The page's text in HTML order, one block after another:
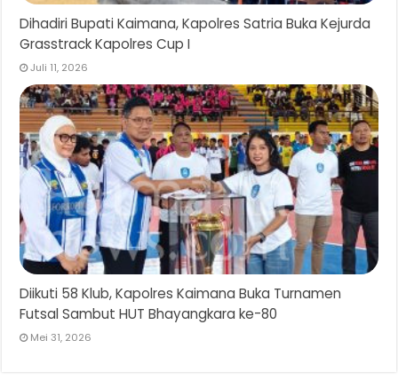
Dihadiri Bupati Kaimana, Kapolres Satria Buka Kejurda
Grasstrack Kapolres Cup I
Juli 11, 2026
Diikuti 58 Klub, Kapolres Kaimana Buka Turnamen
Futsal Sambut HUT Bhayangkara ke-80
Mei 31, 2026